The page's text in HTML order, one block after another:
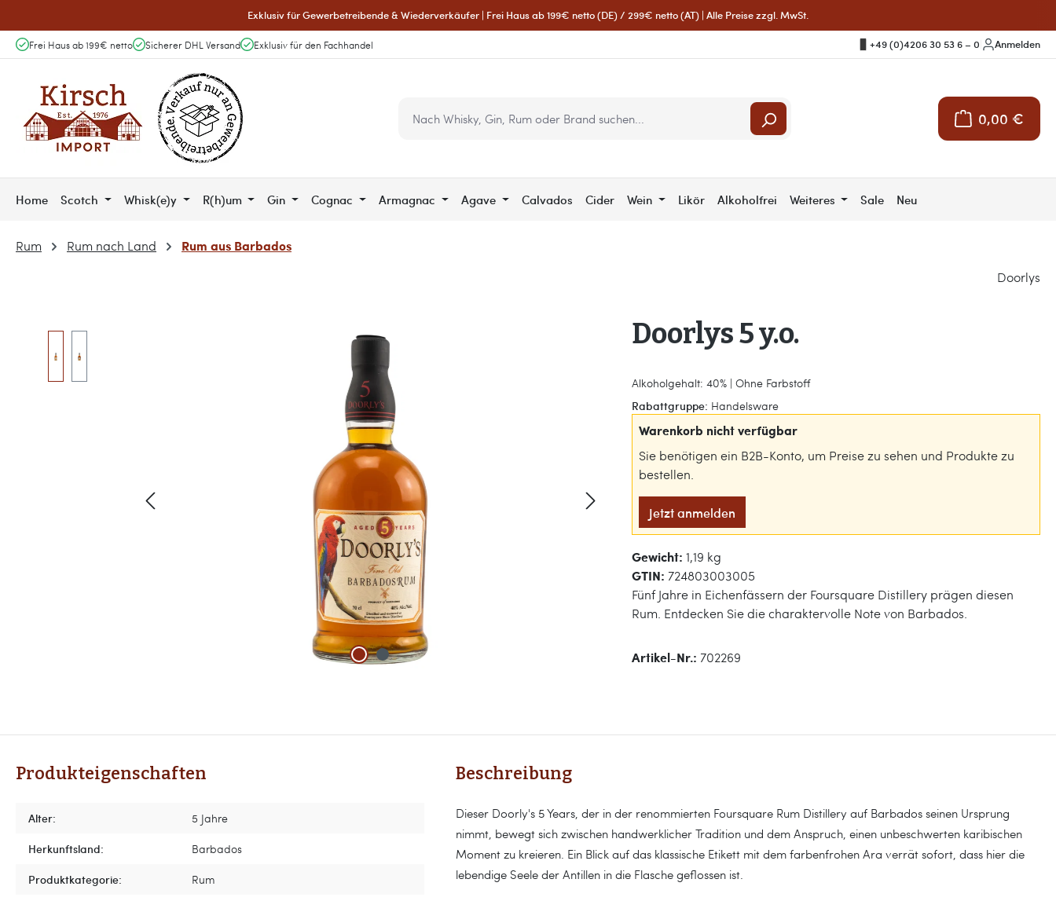
Exklusiv für Gewerbetreibende & Wiederverkäufer | Frei Haus ab 199€ netto (DE) / 299€ netto (AT) | Alle Preise zzgl. MwSt.
Frei Haus ab 199€ netto Sicherer DHL Versand Exklusiv für den Fachhandel +49 (0)4206 30 53 6 – 0 Anmelden
0,00 €
Warenkorb
Home Scotch Whisk(e)y R(h)um Gin Cognac Armagnac Agave Calvados Cider Wein Likör Alkoholfrei Weiteres Sale Neu
Rum Rum nach Land Rum aus Barbados
Doorlys
Doorlys 5 y.o.
Alkoholgehalt: 40% | Ohne Farbstoff
Rabattgruppe: Handelsware
Warenkorb nicht verfügbar
Sie benötigen ein B2B-Konto, um Preise zu sehen und Produkte zu
bestellen.
Jetzt anmelden
Gewicht: 1,19 kg
GTIN: 724803003005
Fünf Jahre in Eichenfässern der Foursquare Distillery prägen diesen
Rum. Entdecken Sie die charaktervolle Note von Barbados.
Artikel-Nr.: 702269
Produkteigenschaften
Alter:
5 Jahre
Herkunftsland:
Barbados
Produktkategorie:
Rum
Beschreibung
Dieser Doorly's 5 Years, der in der renommierten Foursquare Rum Distillery auf Barbados seinen Ursprung
nimmt, bewegt sich zwischen handwerklicher Tradition und dem Anspruch, einen unbeschwerten karibischen
Moment zu kreieren. Ein Blick auf das klassische Etikett mit dem farbenfrohen Ara verrät sofort, dass hier die
lebendige Seele der Antillen in die Flasche geflossen ist.